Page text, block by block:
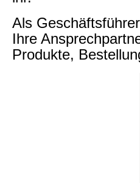
Als
Ihre
Produkte,